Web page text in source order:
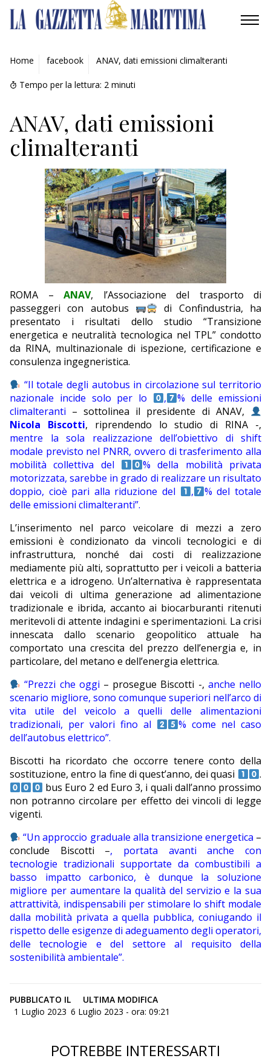
AMBIENTE
MOBILITÀ
INDUSTRIA
RICERCA
ECONOMIA
TURISMO
CULTURA
NAUTICA
EDITORIALI
Home facebook ANAV, dati emissioni climalteranti
Tempo per la lettura: 2 minuti
ANAV, dati emissioni
climalteranti
ROMA – ANAV, l’Associazione del trasporto di
passeggeri con autobus
di Confindustria, ha
presentato i risultati dello studio “Transizione
energetica e neutralità tecnologica nel TPL” condotto
da RINA, multinazionale di ispezione, certificazione e
consulenza ingegneristica.
“Il totale degli autobus in circolazione sul territorio
nazionale incide solo per lo
,
% delle emissioni
climalteranti – sottolinea il presidente di ANAV,
Nicola Biscotti, riprendendo lo studio di RINA -,
mentre la sola realizzazione dell’obiettivo di shift
modale previsto nel PNRR, ovvero di trasferimento alla
mobilità collettiva del
% della mobilità privata
motorizzata, sarebbe in grado di realizzare un risultato
doppio, cioè pari alla riduzione del
,
% del totale
delle emissioni climalteranti”.
L’inserimento nel parco veicolare di mezzi a zero
emissioni è condizionato da vincoli tecnologici e di
infrastruttura, nonché dai costi di realizzazione
mediamente più alti, soprattutto per i veicoli a batteria
elettrica e a idrogeno. Un’alternativa è rappresentata
dai veicoli di ultima generazione ad alimentazione
tradizionale e ibrida, accanto ai biocarburanti ritenuti
meritevoli di attente indagini e sperimentazioni. La crisi
innescata dallo scenario geopolitico attuale ha
comportato una crescita del prezzo dell’energia e, in
particolare, del metano e dell’energia elettrica.
“Prezzi che oggi – prosegue Biscotti -, anche nello
scenario migliore, sono comunque superiori nell’arco di
vita utile del veicolo a quelli delle alimentazioni
tradizionali, per valori fino al
% come nel caso
dell’autobus elettrico”.
Biscotti ha ricordato che occorre tenere conto della
sostituzione, entro la fine di quest’anno, dei quasi
.
bus Euro 2 ed Euro 3, i quali dall’anno prossimo
non potranno circolare per effetto dei vincoli di legge
vigenti.
“Un approccio graduale alla transizione energetica –
conclude Biscotti –, portata avanti anche con
tecnologie tradizionali supportate da combustibili a
basso impatto carbonico, è dunque la soluzione
migliore per aumentare la qualità del servizio e la sua
attrattività, indispensabili per stimolare lo shift modale
dalla mobilità privata a quella pubblica, coniugando il
rispetto delle esigenze di adeguamento degli operatori,
delle tecnologie e del settore al requisito della
sostenibilità ambientale”.
PUBBLICATO IL
1 Luglio 2023
ULTIMA MODIFICA
6 Luglio 2023 - ora: 09:21
POTREBBE INTERESSARTI